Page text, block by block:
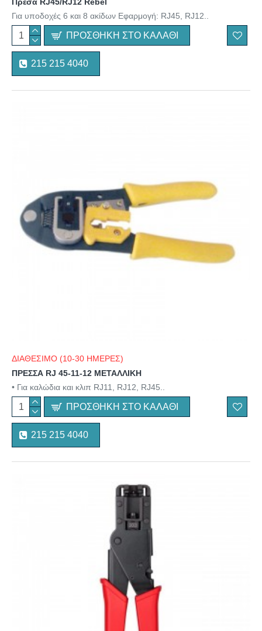
Για υποδοχές 6 και 8 ακίδων Εφαρμογή: RJ45, RJ12..
ΠΡΟΣΘΉΚΗ ΣΤΟ ΚΑΛΆΘΙ
215 215 4040
ΔΙΑΘΕΣΙΜΟ (10-30 ΗΜΕΡΕΣ)
ΠΡΕΣΣΑ RJ 45-11-12 ΜΕΤΑΛΛΙΚΗ
• Για καλώδια και κλιπ RJ11, RJ12, RJ45..
ΠΡΟΣΘΉΚΗ ΣΤΟ ΚΑΛΆΘΙ
215 215 4040